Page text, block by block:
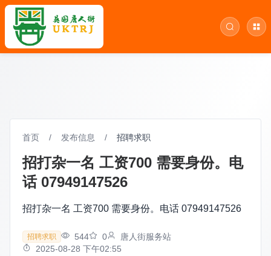
首页 / 发布信息 / 招聘求职
招打杂一名 工资700 需要身份。电
话 07949147526
招打杂一名 工资700 需要身份。电话 07949147526
招聘求职 544 0
唐人街服务站
2025-08-28 下午02:55